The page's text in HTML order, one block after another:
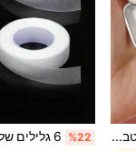
סבון עיצוב גבות שקוף - שעוות גבות טבעית עמידה לאורך זמן, ג'ל עיצוב גבות רענן ללא צבע, באלם עיצוב גבות, ג'ל גבות וסט סבון גבות נייד עם מברשת, פריט חיוני לאיפור הלווין, אריזה אופנתית %22